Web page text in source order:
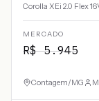
Corolla XEi 2.0 Flex
MERCADO
R$5.945
Contagem/MG